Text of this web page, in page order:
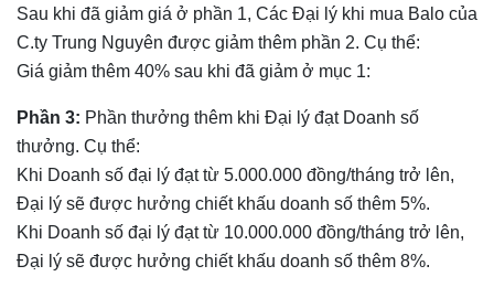
Sau khi đã giảm giá ở phần 1, Các Đại lý khi mua Balo của
C.ty Trung Nguyên được giảm thêm phần 2. Cụ thể:
Giá giảm thêm 40% sau khi đã giảm ở mục 1:
Phần 3: Phần thưởng thêm khi Đại lý đạt Doanh số
thưởng. Cụ thể:
Khi Doanh số đại lý đạt từ 5.000.000 đồng/tháng trở lên,
Đại lý sẽ được hưởng chiết khấu doanh số thêm 5%.
Khi Doanh số đại lý đạt từ 10.000.000 đồng/tháng trở lên,
Đại lý sẽ được hưởng chiết khấu doanh số thêm 8%.